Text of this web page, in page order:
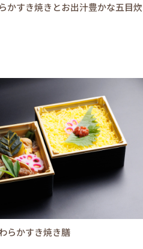
かすき焼きとお出汁豊かな五目炊
らかすき焼き膳